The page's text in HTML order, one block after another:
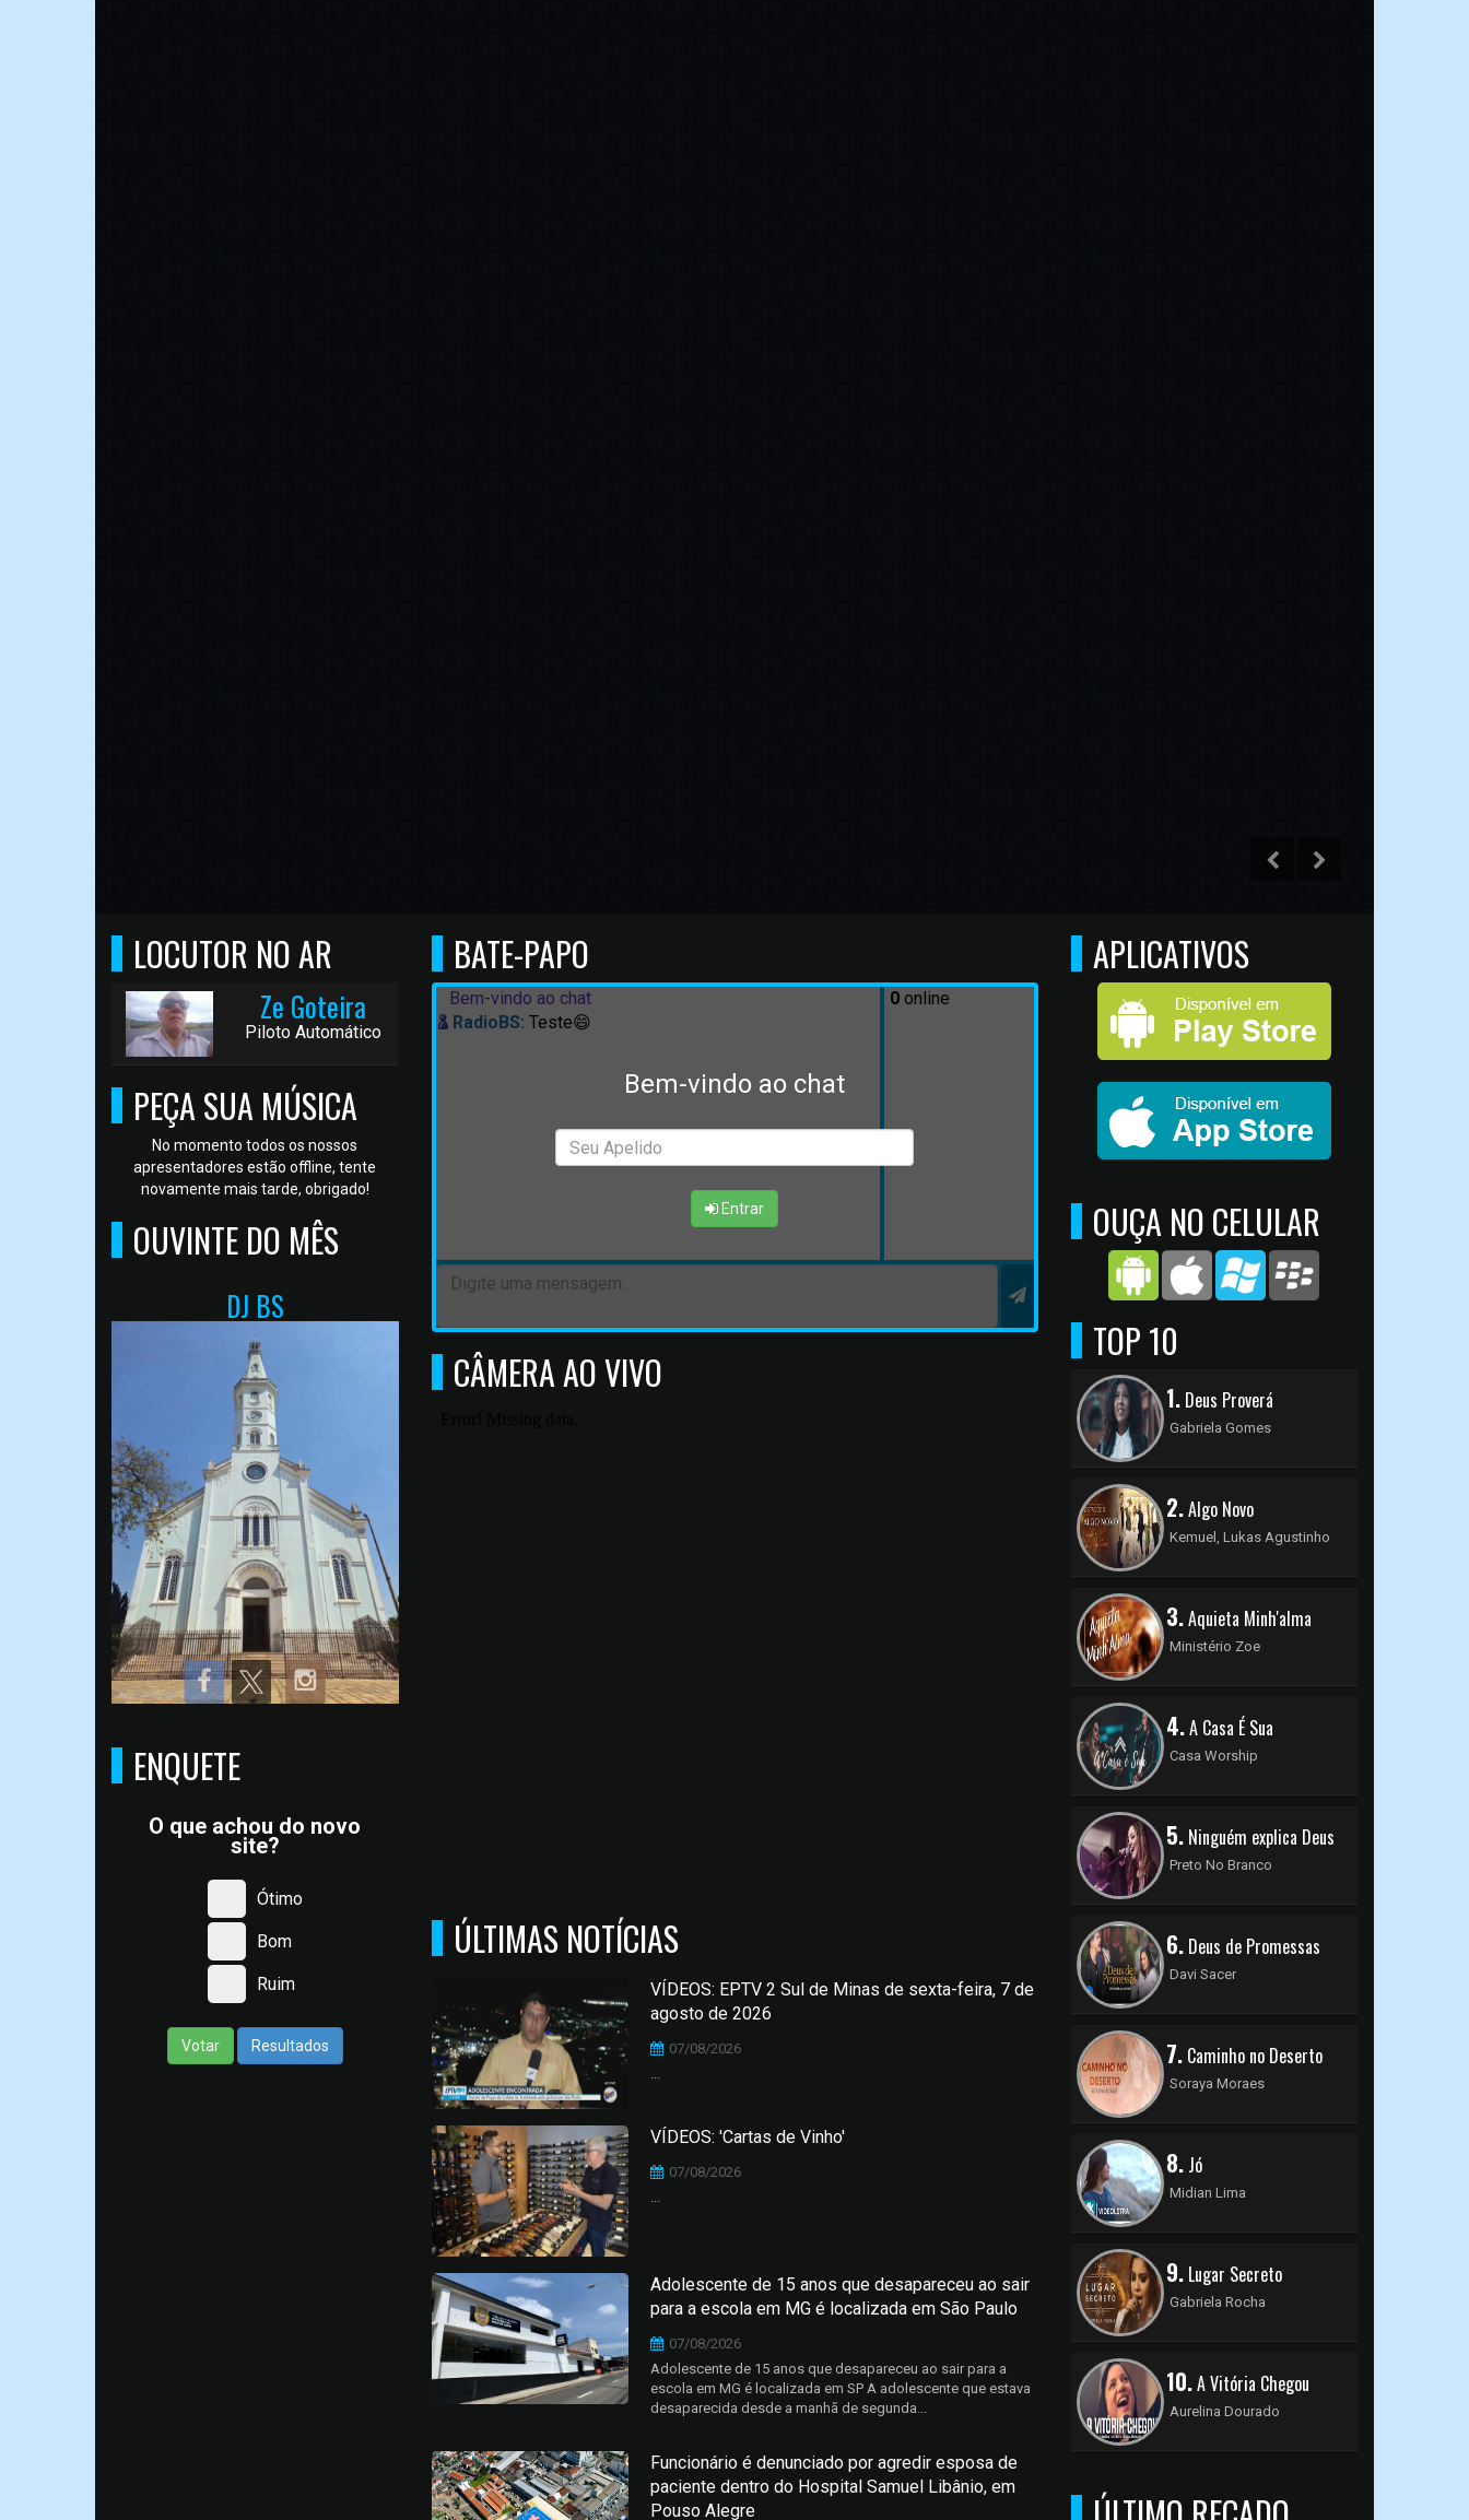
LOCUTOR NO AR
Ze Goteira
Piloto Automático
PEÇA SUA MÚSICA
No momento todos os nossos
apresentadores estão offline, tente
novamente mais tarde, obrigado!
OUVINTE DO MÊS
DJ BS
ENQUETE
O que achou do novo
site?
Ótimo
Bom
Ruim
Votar Resultados
BATE-PAPO
Bem-vindo ao chat
Entrar
Bem-vindo ao chat
RadioBS: Teste😄
0online
CÂMERA AO VIVO
ÚLTIMAS NOTÍCIAS
VÍDEOS: EPTV 2 Sul de Minas de sexta-feira, 7 de
agosto de 2026
07/08/2026
...
VÍDEOS: 'Cartas de Vinho'
07/08/2026
...
Adolescente de 15 anos que desapareceu ao sair
para a escola em MG é localizada em São Paulo
07/08/2026
Adolescente de 15 anos que desapareceu ao sair para a
escola em MG é localizada em SP A adolescente que estava
desaparecida desde a manhã de segunda...
Funcionário é denunciado por agredir esposa de
paciente dentro do Hospital Samuel Libânio, em
Pouso Alegre
APLICATIVOS
OUÇA NO CELULAR
TOP 10
1.Deus Proverá
Gabriela Gomes
2.Algo Novo
Kemuel, Lukas Agustinho
3.Aquieta Minh'alma
Ministério Zoe
4.A Casa É Sua
Casa Worship
5.Ninguém explica Deus
Preto No Branco
6.Deus de Promessas
Davi Sacer
7.Caminho no Deserto
Soraya Moraes
8.Jó
Midian Lima
9.Lugar Secreto
Gabriela Rocha
10.A Vitória Chegou
Aurelina Dourado